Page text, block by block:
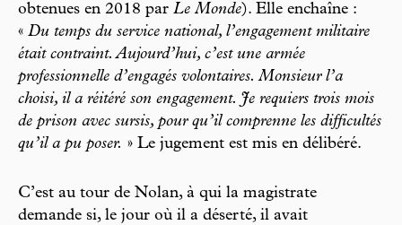
obtenues en 2018 par Le Monde). Elle enchaîne :
« Du temps du service national, l’engagement militaire
était contraint. Aujourd’hui, c’est une armée
professionnelle d’engagés volontaires. Monsieur l’a
choisi, il a réitéré son engagement. Je requiers trois mois
de prison avec sursis, pour qu’il comprenne les difficultés
qu’il a pu poser. » Le jugement est mis en délibéré.
C’est au tour de Nolan, à qui la magistrate
demande si, le jour où il a déserté, il avait